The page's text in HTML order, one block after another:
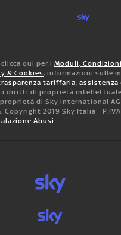
qui per i Moduli, Condizioni
& Cookies, informazioni sulle
tariffaria, assistenza
i diritti di proprietà
di Sky international AG
2019 Sky Italia - P.IVA
Abusi